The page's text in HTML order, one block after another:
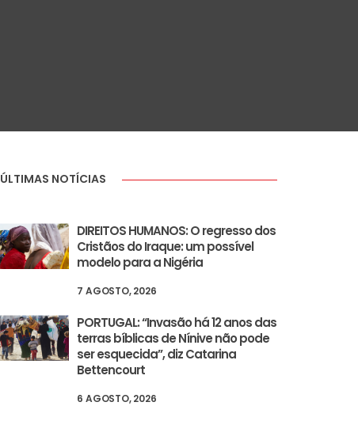
ÚLTIMAS NOTÍCIAS
DIREITOS HUMANOS: O regresso dos
Cristãos do Iraque: um possível
modelo para a Nigéria
7 AGOSTO, 2026
PORTUGAL: “Invasão há 12 anos das
terras bíblicas de Nínive não pode
ser esquecida”, diz Catarina
Bettencourt
6 AGOSTO, 2026